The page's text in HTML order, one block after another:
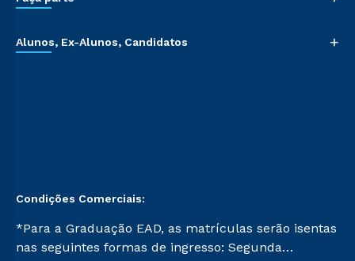
Alunos, Ex-Alunos, Candidatos +
Condições Comerciais:
*Para a Graduação EAD, as matrículas serão isentas
nas seguintes formas de ingresso: Segunda